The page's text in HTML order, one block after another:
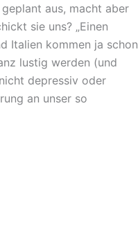
aus, macht aber
sie uns? „Einen
Italien kommen ja schon
lustig werden (und
depressiv oder
an unser so